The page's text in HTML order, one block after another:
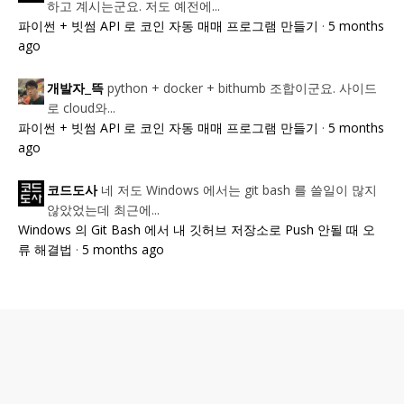
하고 계시는군요. 저도 예전에...
파이썬 + 빗썸 API 로 코인 자동 매매 프로그램 만들기 · 5 months
ago
개발자_뜩 python + docker + bithumb 조합이군요. 사이드
로 cloud와...
파이썬 + 빗썸 API 로 코인 자동 매매 프로그램 만들기 · 5 months
ago
코드도사 네 저도 Windows 에서는 git bash 를 쓸일이 많지
않았었는데 최근에...
Windows 의 Git Bash 에서 내 깃허브 저장소로 Push 안될 때 오
류 해결법 · 5 months ago